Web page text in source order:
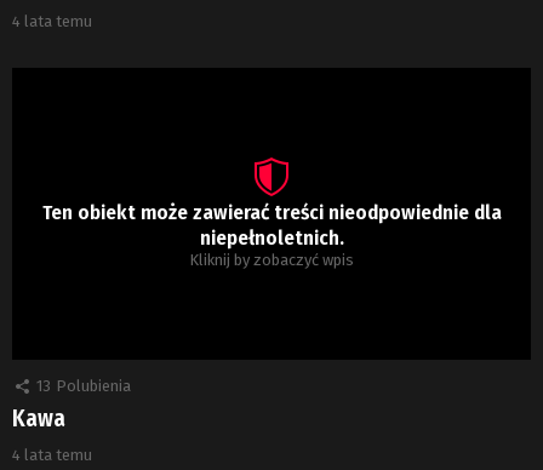
4 lata temu
Ten obiekt może zawierać treści nieodpowiednie dla
niepełnoletnich.
Kliknij by zobaczyć wpis
13 Polubienia
Kawa
4 lata temu